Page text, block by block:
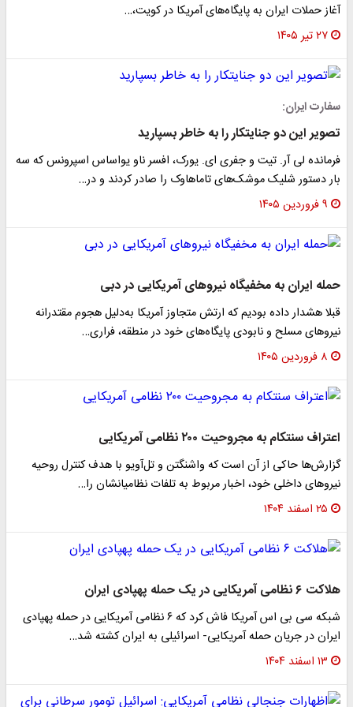
آغاز حملات ایران به پایگاه‌های آمریکا در کویت،…
۲۷ تیر ۱۴۰۵
سفارت ایران:
تصویر این دو جنایتکار را به خاطر بسپارید
فرمانده لی آر. تیت و جفری ای. یورک، افسر ناو یواساس اسپرونس که سه
بار دستور شلیک موشک‌های تاماهاوک را صادر کردند و در…
۹ فروردین ۱۴۰۵
حمله ایران به مخفیگاه نیروهای آمریکایی در دبی
قبلا هشدار داده بودیم که ارتش متجاوز آمریکا به‌دلیل هجوم مقتدرانه
نیروهای مسلح و نابودی پایگاه‌های خود در منطقه، فراری…
۸ فروردین ۱۴۰۵
اعتراف سنتکام به مجروحیت ۲۰۰ نظامی آمریکایی
گزارش‌ها حاکی از آن است که واشنگتن و تل‌آویو با هدف کنترل روحیه
نیروهای داخلی خود، اخبار مربوط به تلفات نظامیانشان را…
۲۵ اسفند ۱۴۰۴
هلاکت ۶ نظامی آمریکایی در یک حمله پهپادی ایران
شبکه سی بی اس آمریکا فاش کرد که ۶ نظامی آمریکایی در حمله پهپادی
ایران در جریان حمله آمریکایی- اسرائیلی به ایران کشته شد…
۱۳ اسفند ۱۴۰۴